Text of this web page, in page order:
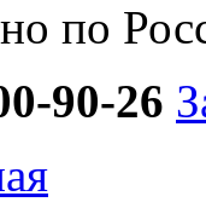
по
90-26